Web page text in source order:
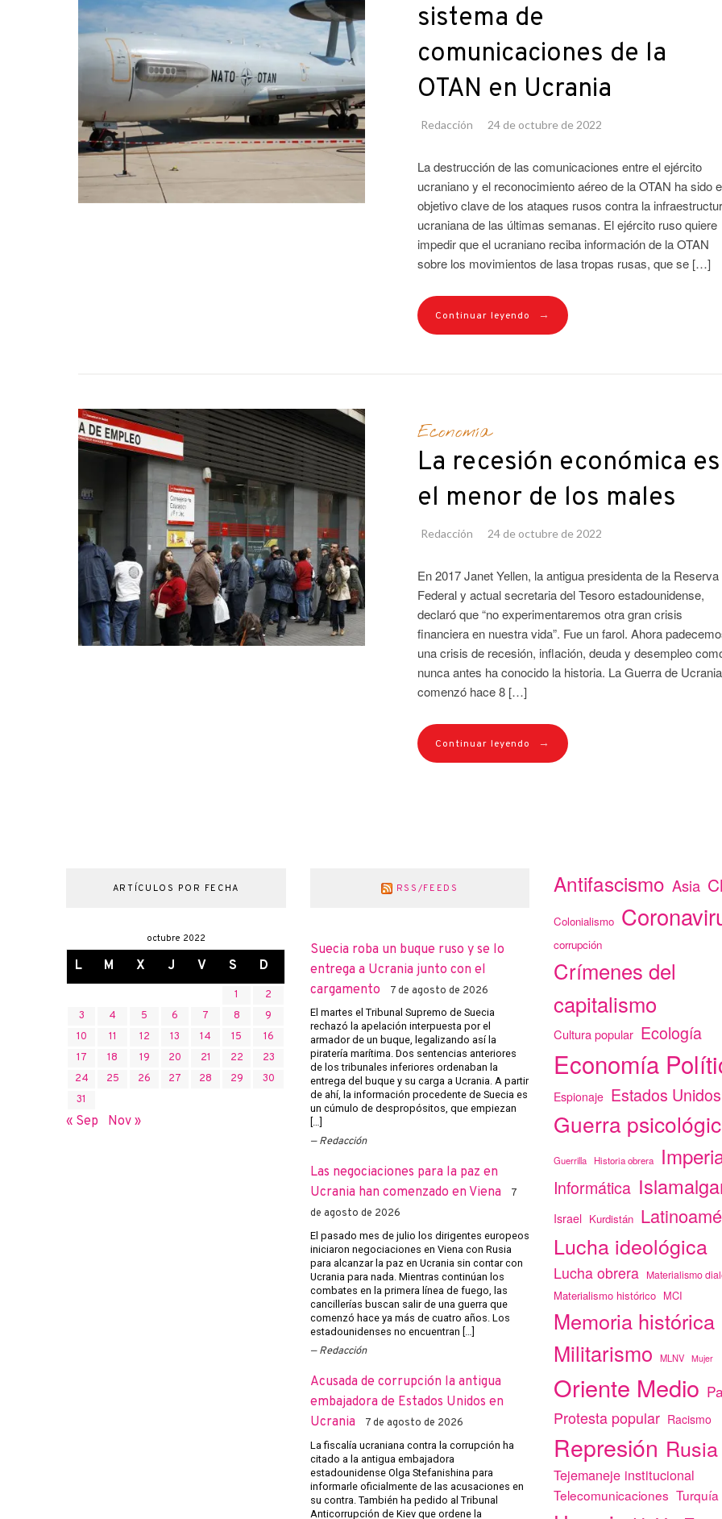
sistema de
comunicaciones de la
OTAN en Ucrania
Redacción 24 de octubre de 2022
La destrucción de las comunicaciones entre el ejército
ucraniano y el reconocimiento aéreo de la OTAN ha sido
objetivo clave de los ataques rusos contra la
ucraniana de las últimas semanas. El ejército ruso quiere
impedir que el ucraniano reciba información de la OTAN
sobre los movimientos de lasa tropas rusas, que se […]
Continuar leyendo →
Economía
La recesión económica es
el menor de los males
Redacción 24 de octubre de 2022
En 2017 Janet Yellen, la antigua presidenta de la Reserva
Federal y actual secretaria del Tesoro estadounidense,
declaró que “no experimentaremos otra gran crisis
financiera en nuestra vida”. Fue un farol. Ahora
una crisis de recesión, inflación, deuda y desempleo
nunca antes ha conocido la historia. La Guerra de Ucrania
comenzó hace 8 […]
Continuar leyendo →
ARTÍCULOS POR FECHA
octubre 2022
L M X J V S D
1
2
3
4 5 6 7 8
9
10
11 12 13 14 15
16
17
18 19 20 21 22
23
24
25 26 27 28 29
30
31
« Sep Nov »
RSS/FEEDS
Suecia roba un buque ruso y se lo
entrega a Ucrania junto con el
cargamento
7 de agosto de 2026
El martes el Tribunal Supremo de Suecia
rechazó la apelación interpuesta por el
armador de un buque, legalizando así la
piratería marítima. Dos sentencias anteriores
de los tribunales inferiores ordenaban la
entrega del buque y su carga a Ucrania. A partir
de ahí, la información procedente de Suecia es
un cúmulo de despropósitos, que empiezan
[…]
Redacción
Las negociaciones para la paz en
Ucrania han comenzado en Viena
7
de agosto de 2026
El pasado mes de julio los dirigentes europeos
iniciaron negociaciones en Viena con Rusia
para alcanzar la paz en Ucrania sin contar con
Ucrania para nada. Mientras continúan los
combates en la primera línea de fuego, las
cancillerías buscan salir de una guerra que
comenzó hace ya más de cuatro años. Los
estadounidenses no encuentran […]
Redacción
Acusada de corrupción la antigua
embajadora de Estados Unidos en
Ucrania
7 de agosto de 2026
La fiscalía ucraniana contra la corrupción ha
citado a la antigua embajadora
estadounidense Olga Stefanishina para
informarle oficialmente de las acusaciones en
su contra. También ha pedido al Tribunal
Anticorrupción de Kiev que ordene la
Antifascismo Asia
Colonialismo
corrupción
Crímenes del
capitalismo
Cultura popular Ecología
Economía
Espionaje Estados Unidos
Guerra
Guerrilla Historia obrera
Informática
Israel Kurdistán
Lucha ideológica
Lucha obrera Materialismo
Materialismo histórico MCI
Memoria histórica
Militarismo
MLNV Mujer
Oriente Medio
Protesta popular Racismo
Represión Rusia
Tejemaneje institucional
Telecomunicaciones Turquía